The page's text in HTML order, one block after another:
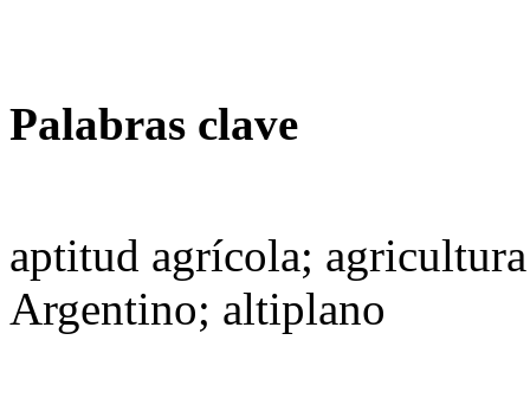
Palabras clave
aptitud agrícola;
Argentino; altiplano